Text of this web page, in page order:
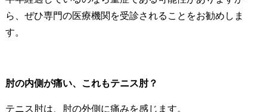
ら、ぜひ専門の医療機関を受診されることをお勧めしま
す。
肘の内側が痛い、これもテニス肘？
テニス肘は、肘の外側に痛みを感じます。